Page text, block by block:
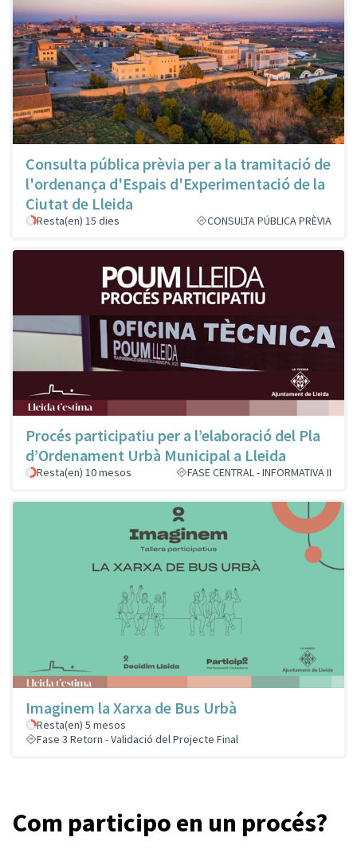
Consulta pública prèvia per a la tramitació de
l'ordenança d'Espais d'Experimentació de la
Ciutat de Lleida
Resta(en) 15 dies CONSULTA PÚBLICA PRÈVIA
Procés participatiu per a l’elaboració del Pla
d’Ordenament Urbà Municipal a Lleida
Resta(en) 10 mesos FASE CENTRAL - INFORMATIVA II
Imaginem la Xarxa de Bus Urbà
Resta(en) 5 mesos
Fase 3 Retorn - Validació del Projecte Final
Com participo en un procés?